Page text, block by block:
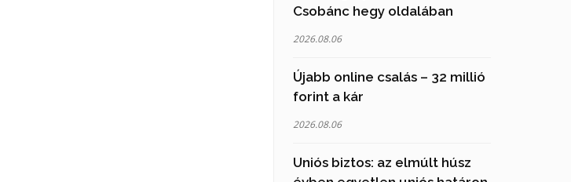
Csobánc hegy oldalában
2026.08.06
Újabb online csalás – 32 millió
forint a kár
2026.08.06
Uniós biztos: az elmúlt húsz